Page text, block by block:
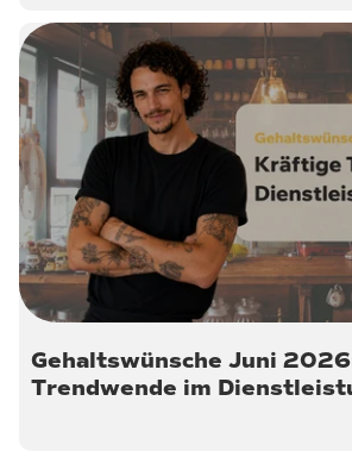
30. Juni 2026
Gehaltswünsche Juni
Trendwende im